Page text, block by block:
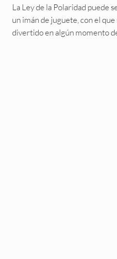
La Ley de la Polaridad puede
un imán de juguete, con el
divertido en algún momento